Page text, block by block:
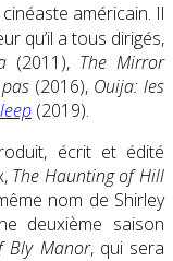
américain. Il
qu’il a tous dirigés,
(2011), The Mirror
(2016), Ouija: les
(2019).
écrit et édité
The Haunting of Hill
nom de Shirley
deuxième saison
Bly Manor, qui sera